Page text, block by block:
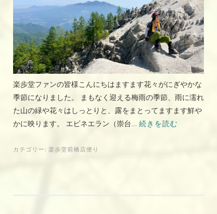
楽歩堂ファンの皆様こんにちはますます花々がにぎやかな
季節になりました。 まもなく迎える梅雨の季節、雨に濡れ
た山の緑や花々はしっとりと、露をまとってますます鮮や
かに映ります。 エビネエラン（崇台... 続きを読む
カテゴリー: 楽歩堂前橋店便り